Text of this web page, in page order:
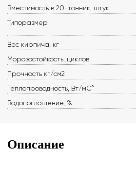
Вместимость в 20-тонник, штук
Типоразмер
Вес кирпича, кг
Морозостойкость, циклов
Прочность кг/см2
Теплопроводность, Вт/мС°
Водопоглощение, %
Описание